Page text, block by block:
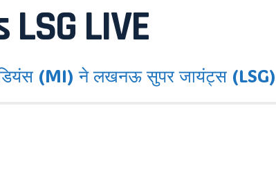
LIVE
(MI) ने लखनऊ सुपर जायंट्स (LSG)